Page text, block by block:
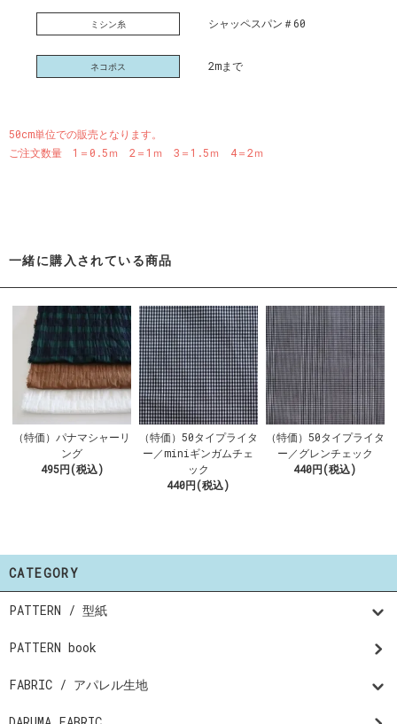
ミシン糸 シャッペスパン＃60
ネコポス 2mまで
50cm単位での販売となります。
ご注文数量 1＝0.5ｍ 2＝1ｍ 3＝1.5ｍ 4＝2ｍ
一緒に購入されている商品
（特価）パナマシャーリ
ング
495円(税込)
（特価）50タイプライタ
ー／miniギンガムチェ
ック
440円(税込)
（特価）50タイプライタ
ー／グレンチェック
440円(税込)
CATEGORY
PATTERN / 型紙
PATTERN book
FABRIC / アパレル生地